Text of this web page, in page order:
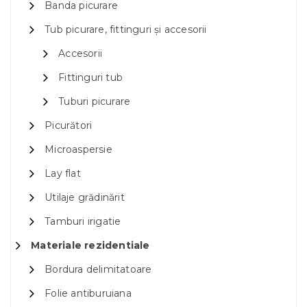
Banda picurare
Tub picurare, fittinguri și accesorii
Accesorii
Fittinguri tub
Tuburi picurare
Picurători
Microaspersie
Lay flat
Utilaje grădinărit
Tamburi irigatie
Materiale rezidentiale
Bordura delimitatoare
Folie antiburuiana